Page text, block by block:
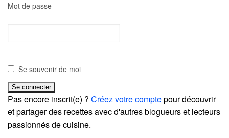
Mot de passe
Se souvenir de moi
Pas encore inscrit(e) ? Créez votre comptepour découvrir
et partager des recettes avec d'autres blogueurs et lecteurs
passionnés de cuisine.